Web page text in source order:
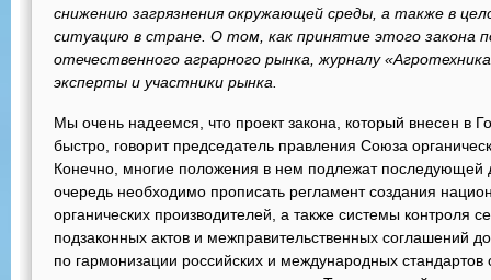
снижению загрязнения окружающей среды, а также в
ситуацию в стране. О том, как принятие этого закона
отечественного аграрного рынка, журналу «
эксперты и участники рынка.
Мы очень надеемся, что проект закона, который внесен в
быстро, говорит председатель правления Союза
Конечно, многие положения в нем подлежат последующей
очередь необходимо прописать регламент создания
органических производителей, а также системы контроля
подзаконных актов и межправительственных соглашений
по гармонизации российских и международных